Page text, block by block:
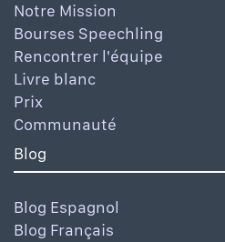
Notre Mission
Bourses Speechling
Rencontrer l'équipe
Livre blanc
Prix
Communauté
Blog
Blog Espagnol
Blog Français